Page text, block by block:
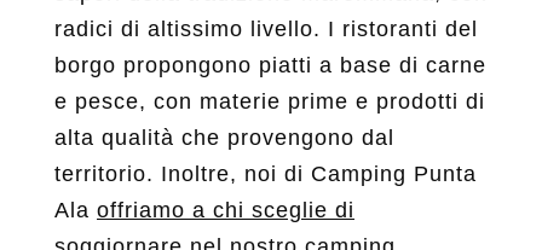
radici di altissimo livello. I ristoranti del
borgo propongono piatti a base di carne
e pesce, con materie prime e prodotti di
alta qualità che provengono dal
territorio. Inoltre, noi di Camping Punta
Ala offriamo a chi sceglie di